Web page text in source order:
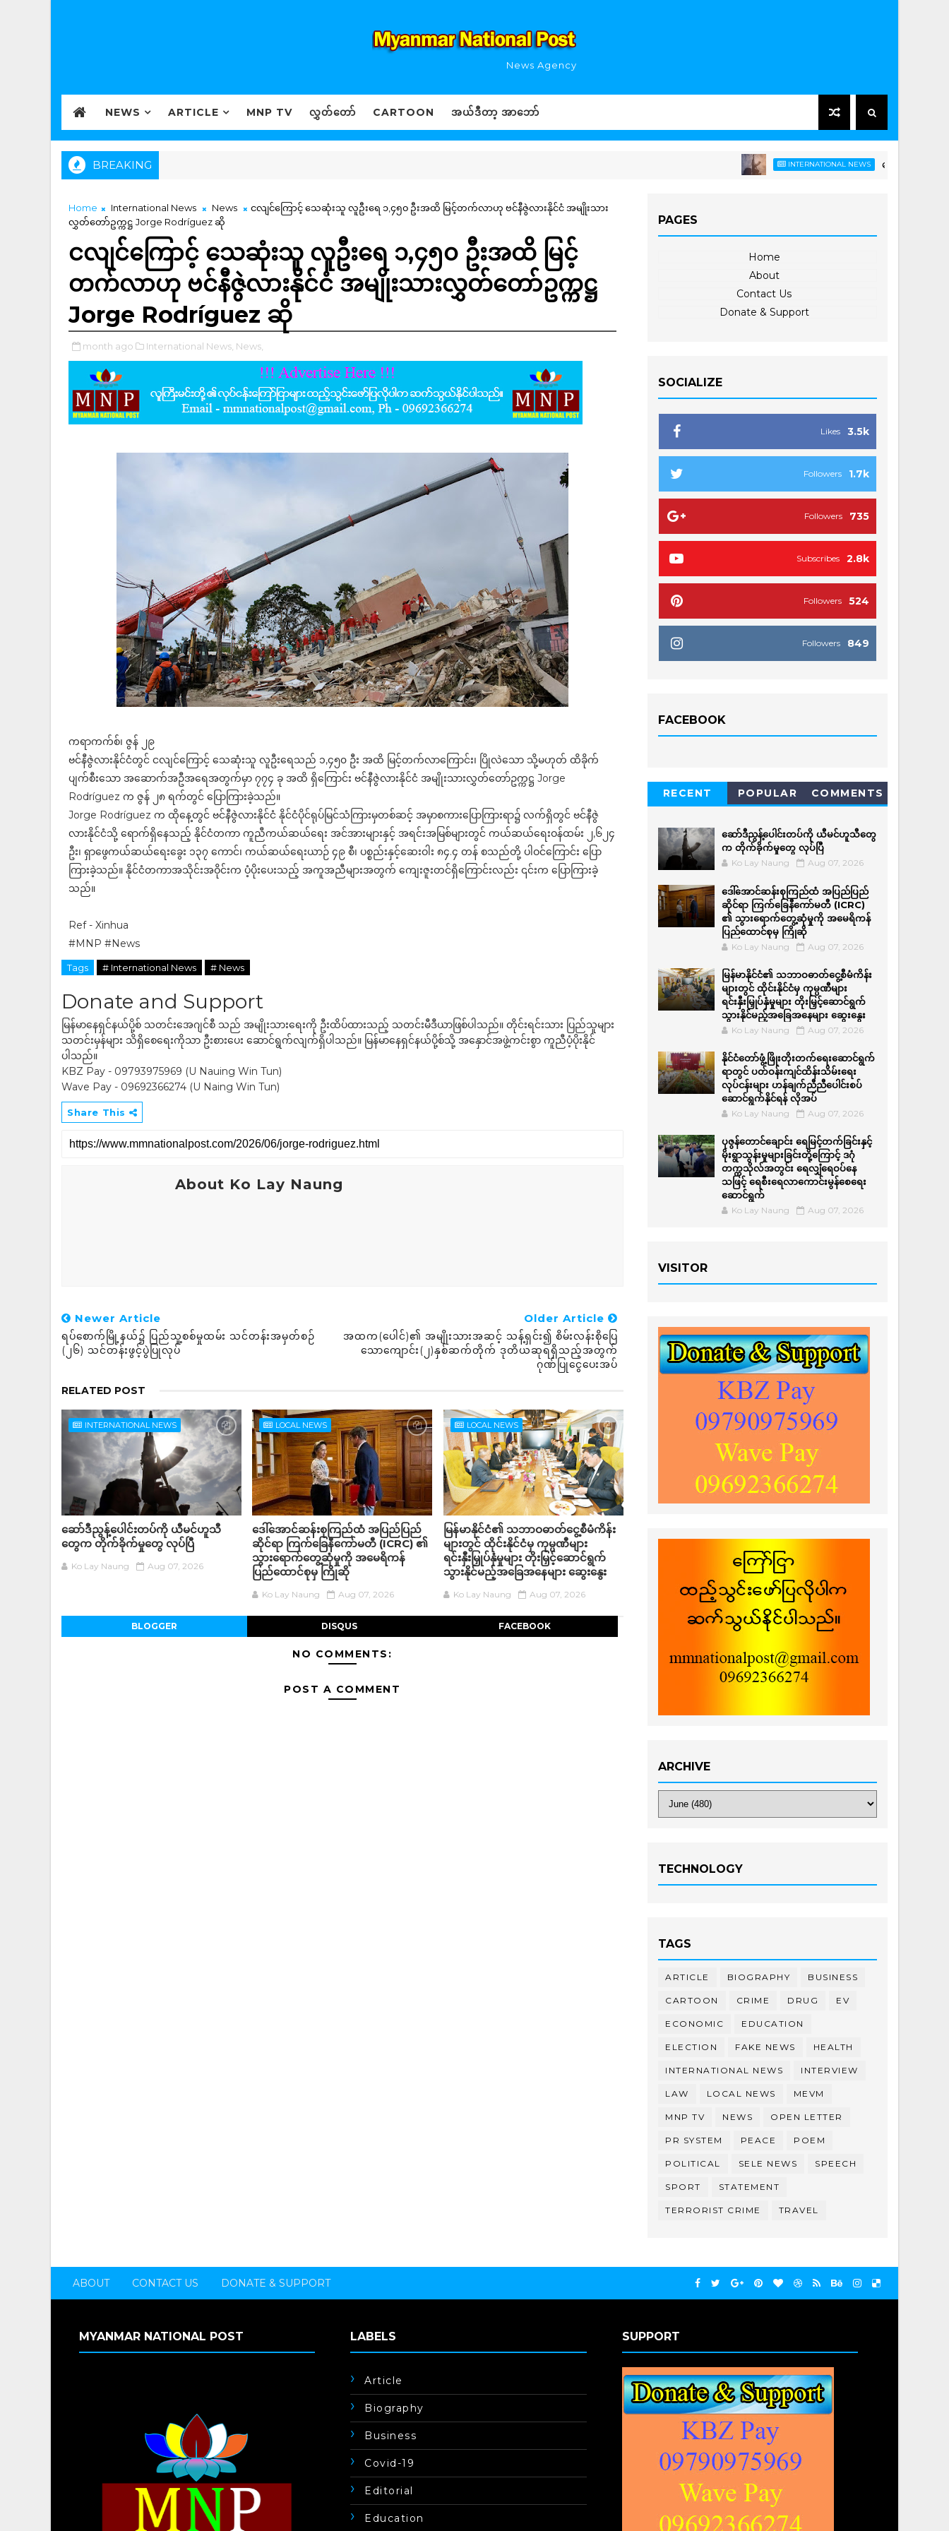
News Agency
NEWS ARTICLE MNP TV လွှတ်တော် CARTOON အယ်ဒီတာ့ အာဘော်
BREAKING INTERNATIONAL NEWS ဆော်ဒီညွန့်ပေါင်းတ
Home International News News
ငလျင်ကြောင့် သေဆုံးသူ လူဦးရေ ၁,၄၅၀ ဦးအထိ မြင့်တက်လာဟု ဗင်နီဇွဲလားနိုင်ငံ အမျိုးသား
လွှတ်တော်ဥက္ကဋ္ဌ Jorge Rodríguez ဆို
ငလျင်ကြောင့် သေဆုံးသူ လူဦးရေ ၁,၄၅၀ ဦးအထိ မြင့်
တက်လာဟု ဗင်နီဇွဲလားနိုင်ငံ အမျိုးသားလွှတ်တော်ဥက္ကဋ္ဌ
Jorge Rodríguez ဆို
month ago International News, News,
ကရာကက်စ်၊ ဇွန် ၂၉
ဗင်နီဇွဲလားနိုင်ငံတွင် ငလျင်ကြောင့် သေဆုံးသူ လူဦးရေသည် ၁,၄၅၀ ဦး အထိ မြင့်တက်လာကြောင်း၊ ပြိုလဲသော သို့မဟုတ် ထိခိုက်
ပျက်စီးသော အဆောက်အဦအရေအတွက်မှာ ၇၇၄ ခု အထိ ရှိကြောင်း ဗင်နီဇွဲလားနိုင်ငံ အမျိုးသားလွှတ်တော်ဥက္ကဋ္ဌ Jorge
Rodríguez က ဇွန် ၂၈ ရက်တွင် ပြောကြားခဲ့သည်။
Jorge Rodríguez က ထိုနေ့တွင် ဗင်နီဇွဲလားနိုင်ငံ နိုင်ငံပိုင်ရုပ်မြင်သံကြားမှတစ်ဆင့် အမှာစကားပြောကြားရာ၌ လက်ရှိတွင် ဗင်နီဇွဲ
လားနိုင်ငံသို့ ရောက်ရှိနေသည့် နိုင်ငံတကာ ကူညီကယ်ဆယ်ရေး အင်အားများနှင့် အရင်းအမြစ်များတွင် ကယ်ဆယ်ရေးဝန်ထမ်း ၂,၆၂၄
ဦး၊ ရှာဖွေကယ်ဆယ်‌ရေးခွေး ၁၃၇ ကောင်၊ ကယ်ဆယ်ရေးယာဉ် ၄၉ စီ၊ ပစ္စည်းနှင့်ဆေးဝါး ၈၄.၄ တန် စသည်တို့ ပါဝင်ကြောင်း ပြော
ကြားခဲ့သည်။ နိုင်ငံတကာအသိုင်းအဝိုင်းက ပံ့ပိုးပေးသည့် အကူအညီများအတွက် ကျေးဇူးတင်ရှိကြောင်းလည်း ၎င်းက ပြောကြားခဲ့
သည်။
Ref - Xinhua
#MNP #News
Tags # International News # News
Donate and Support
မြန်မာနေရှင်နယ်ပို့စ် သတင်းအေဂျင်စီ သည် အမျိုးသားရေးကို ဦးထိပ်ထားသည့် သတင်းမီဒီယာဖြစ်ပါသည်။ တိုင်းရင်းသား ပြည်သူများ
သတင်းမှန်များ သိရှိစေရေးကိုသာ ဦးစားပေး ဆောင်ရွက်လျက်ရှိပါသည်။ မြန်မာနေရှင်နယ်ပို့စ်သို့ အနှောင်အဖွဲ့ကင်းစွာ ကူညီပံ့ပိုးနိုင်
ပါသည်။
KBZ Pay - 09793975969 (U Nauing Win Tun)
Wave Pay - 09692366274 (U Naing Win Tun)
Share This
About Ko Lay Naung
Newer Article
ရပ်စောက်မြို့နယ်၌ ပြည်သူ့စစ်မှုထမ်း သင်တန်းအမှတ်စဉ်
(၂၆) သင်တန်းဖွင့်ပွဲပြုလုပ်
Older Article
အထက(ပေါင်)၏ အမျိုးသားအဆင့် သန့်ရှင်း၍ စိမ်းလန်းစိုပြေ
သောကျောင်း(၂)နှစ်ဆက်တိုက် ဒုတိယဆုရရှိသည့်အတွက်
ဂုဏ်ပြုငွေပေးအပ်
RELATED POST
INTERNATIONAL NEWS
ဆော်ဒီညွန့်ပေါင်းတပ်ကို ယီမင်ဟူသီ
တွေက တိုက်ခိုက်မှုတွေ လုပ်ပြီ
Ko Lay Naung Aug 07, 2026
LOCAL NEWS
ဒေါ်အောင်ဆန်းစုကြည်ထံ အပြည်ပြည်
ဆိုင်ရာ ကြက်ခြေနီကော်မတီ (ICRC) ၏
သွားရောက်တွေ့ဆုံမှုကို အမေရိကန်
ပြည်ထောင်စုမှ ကြိုဆို
Ko Lay Naung Aug 07, 2026
LOCAL NEWS
မြန်မာနိုင်ငံ၏ သဘာဝဓာတ်ငွေ့စီမံကိန်း
များတွင် ထိုင်းနိုင်ငံမှ ကုမ္ပဏီများ
ရင်းနှီးမြှုပ်နှံမှုများ တိုးမြှင့်ဆောင်ရွက်
သွားနိုင်မည့်အခြေအနေများ ဆွေးနွေး
Ko Lay Naung Aug 07, 2026
BLOGGER DISQUS FACEBOOK
NO COMMENTS:
POST A COMMENT
PAGES
Home
About
Contact Us
Donate & Support
SOCIALIZE
3.5k
Likes
1.7k
Followers
735
Followers
2.8k
Subscribes
524
Followers
849
Followers
FACEBOOK
RECENT POPULAR COMMENTS
ဆော်ဒီညွန့်ပေါင်းတပ်ကို ယီမင်ဟူသီတွေ
က တိုက်ခိုက်မှုတွေ လုပ်ပြီ
Ko Lay Naung Aug 07, 2026
ဒေါ်အောင်ဆန်းစုကြည်ထံ အပြည်ပြည်
ဆိုင်ရာ ကြက်ခြေနီကော်မတီ (ICRC)
၏ သွားရောက်တွေ့ဆုံမှုကို အမေရိကန်
ပြည်ထောင်စုမှ ကြိုဆို
Ko Lay Naung Aug 07, 2026
မြန်မာနိုင်ငံ၏ သဘာဝဓာတ်ငွေ့စီမံကိန်း
များတွင် ထိုင်းနိုင်ငံမှ ကုမ္ပဏီများ
ရင်းနှီးမြှုပ်နှံမှုများ တိုးမြှင့်ဆောင်ရွက်
သွားနိုင်မည့်အခြေအနေများ ဆွေးနွေး
Ko Lay Naung Aug 07, 2026
နိုင်ငံတော်ဖွံ့ဖြိုးတိုးတက်ရေးဆောင်ရွက်
ရာတွင် ပတ်ဝန်းကျင်ထိန်းသိမ်းရေး
လုပ်ငန်းများ ဟန်ချက်ညီညီပေါင်းစပ်
ဆောင်ရွက်နိုင်ရန် လိုအပ်
Ko Lay Naung Aug 07, 2026
ပုဇွန်တောင်ချောင်း ရေမြင့်တက်ခြင်းနှင့်
မိုးရွာသွန်းမှုများခြင်းတို့ကြောင့် ဒဂုံ
တက္ကသိုလ်အတွင်း ရေလျှံရေဝပ်နေ
သဖြင့် ရေစီးရေလာကောင်းမွန်စေရေး
ဆောင်ရွက်
Ko Lay Naung Aug 07, 2026
VISITOR
ARCHIVE
TECHNOLOGY
TAGS
ARTICLE BIOGRAPHY BUSINESS
CARTOON CRIME DRUG EV
ECONOMIC EDUCATION
ELECTION FAKE NEWS HEALTH
INTERNATIONAL NEWS INTERVIEW
LAW LOCAL NEWS MEVM
MNP TV NEWS OPEN LETTER
PR SYSTEM PEACE POEM
POLITICAL SELE NEWS SPEECH
SPORT STATEMENT
TERRORIST CRIME TRAVEL
ABOUT CONTACT US DONATE & SUPPORT
MYANMAR NATIONAL POST LABELS
Article
Biography
Business
Covid-19
Editorial
Education
SUPPORT